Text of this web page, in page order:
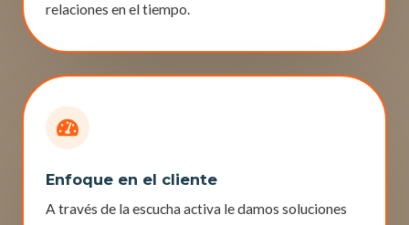
relaciones en el tiempo.
Enfoque en el cliente
A través de la escucha activa le damos soluciones